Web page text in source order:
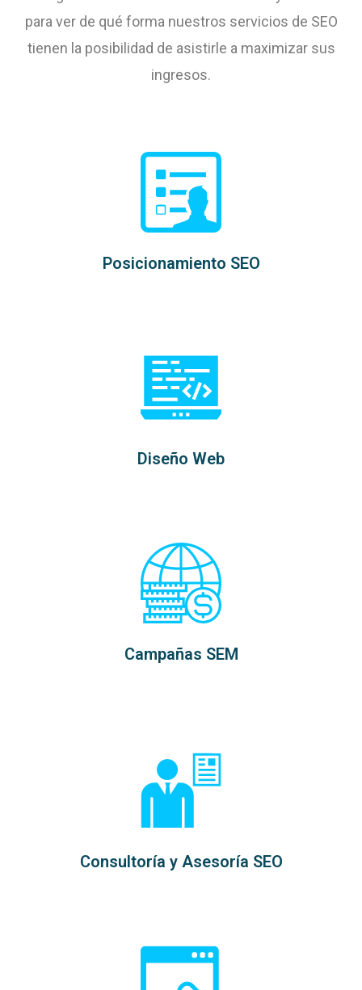
para ver de qué forma nuestros servicios de SEO
tienen la posibilidad de asistirle a maximizar sus
ingresos.
Posicionamiento SEO
Diseño Web
Campañas SEM
Consultoría y Asesoría SEO